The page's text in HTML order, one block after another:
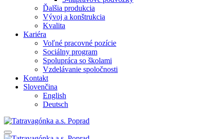
Ďalšia produkcia
Vývoj a konštrukcia
Kvalita
Kariéra
Voľné pracovné pozície
Sociálny program
Spolupráca so školami
Vzdelávanie spoločnosti
Kontakt
Slovenčina
English
Deutsch